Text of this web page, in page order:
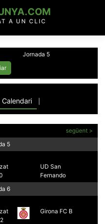
A UN CLIC
Calendari
següent >
5
UD San
Fernando
6
Girona FC B